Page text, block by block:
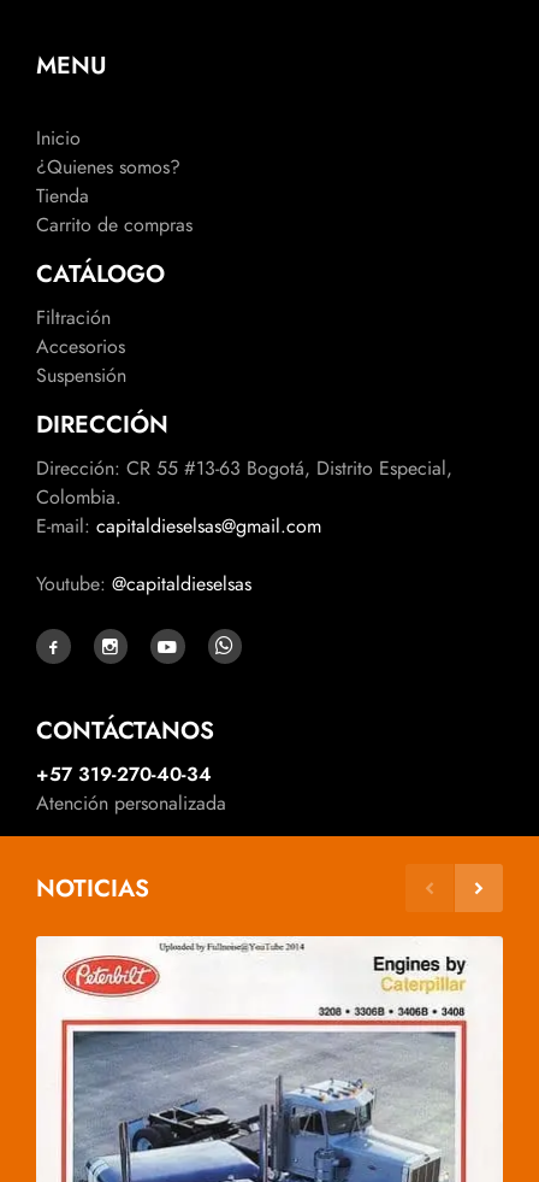
MENU
Inicio
¿Quienes somos?
Tienda
Carrito de compras
CATÁLOGO
Filtración
Accesorios
Suspensión
DIRECCIÓN
Dirección: CR 55 #13-63 Bogotá, Distrito Especial,
Colombia.
E-mail: capitaldieselsas@gmail.com
Youtube: @capitaldieselsas
CONTÁCTANOS
+57 319-270-40-34
Atención personalizada
NOTICIAS